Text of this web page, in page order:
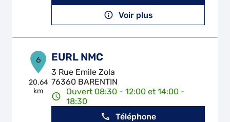
Voir plus
6
20.64
km
EURL NMC
3 Rue Emile Zola
76360 BARENTIN
Ouvert 08:30 - 12:00 et 14:00 -
18:30
Téléphone